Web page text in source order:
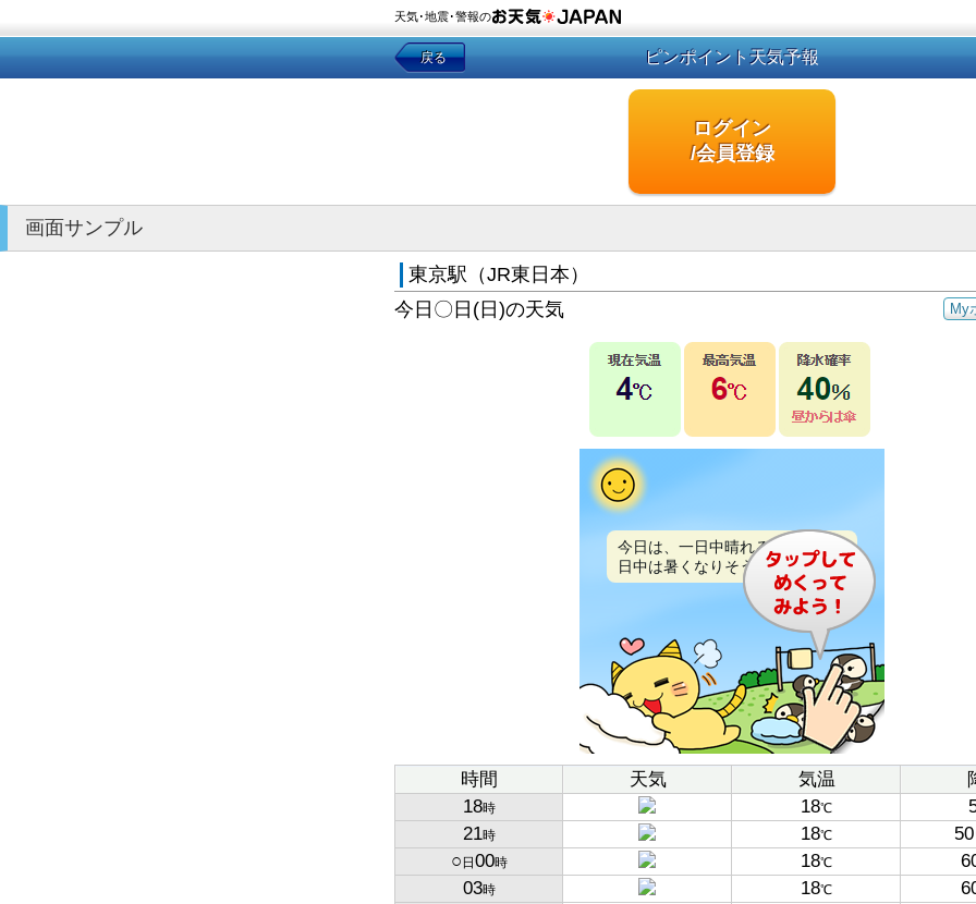
天気･地震･警報の
戻る ピンポイント天気予報
ログイン
/会員登録
画面サンプル
東京駅（JR東日本）
My
今日〇日(日)の天気
今日は、一日中晴れるでしょう。
日中は暑くなりそうです。
時間 天気 気温
18時 18℃
21時 18℃ 50
○ 日 00時 18℃
03時 18℃